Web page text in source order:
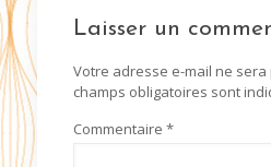
Laisser un
Votre adresse e-mail ne sera
champs obligatoires sont
Commentaire *